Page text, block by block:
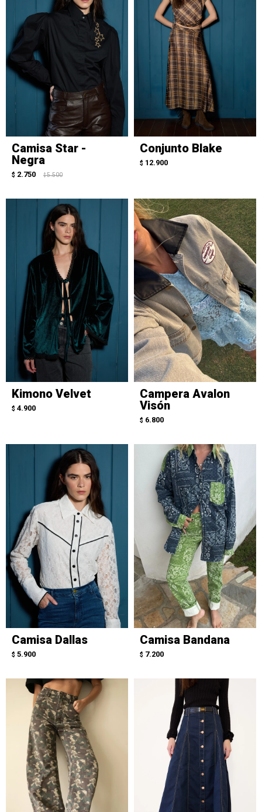
Camisa Star -
Negra
$ 2.750 $ 5.500
Conjunto Blake
$ 12.900
Kimono Velvet
$ 4.900
Campera Avalon
Visón
$ 6.800
Camisa Dallas
$ 5.900
Camisa Bandana
$ 7.200